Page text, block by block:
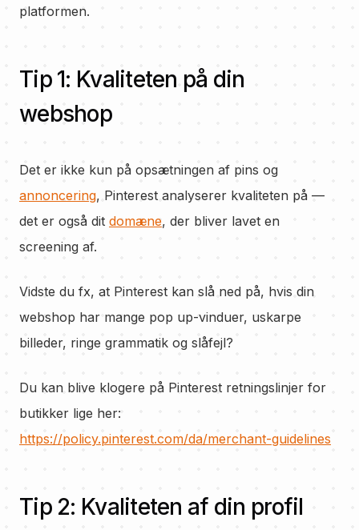
platformen.
Tip 1: Kvaliteten på din
webshop
Det er ikke kun på opsætningen af pins og
annoncering, Pinterest analyserer kvaliteten på —
det er også dit domæne, der bliver lavet en
screening af.
Vidste du fx, at Pinterest kan slå ned på, hvis din
webshop har mange pop up-vinduer, uskarpe
billeder, ringe grammatik og slåfejl?
Du kan blive klogere på Pinterest retningslinjer for
butikker lige her:
https://policy.pinterest.com/da/merchant-guidelines
Tip 2: Kvaliteten af din profil